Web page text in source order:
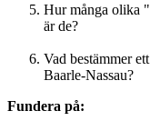
Hur många olika
är de?
Vad bestämmer
Baarle-Nassau?
Fundera på: